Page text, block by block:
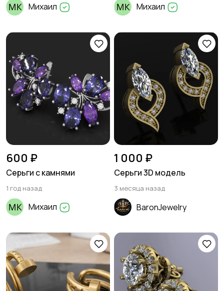
Михаил Михаил
600 ₽
Серьги с камнями
1 год назад
Михаил
1 000 ₽
Серьги 3D модель
3 месяца назад
BaronJewelry